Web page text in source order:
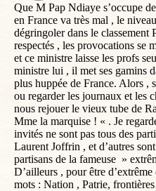
Que M Pap Ndiaye s’occupe
en France va très mal , le
dégringoler dans le classement
respectés , les provocations se
et ce ministre laisse les profs
ministre lui , il met ses gamins
plus huppée de France. Alors ,
ou regarder les journaux et les
nous rejouer le vieux tube de
Mme la marquise ! « . Je
invités ne sont pas tous des
Laurent Joffrin , et d’autres
partisans de la fameuse »
D’ailleurs , pour être
mots : Nation , Patrie,